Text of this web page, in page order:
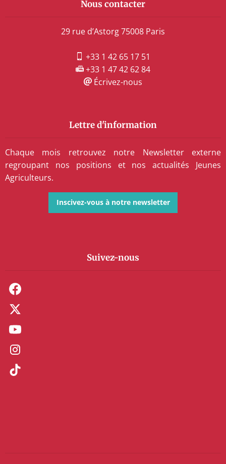
Nous contacter
29 rue d’Astorg 75008 Paris
+33 1 42 65 17 51
+33 1 47 42 62 84
Écrivez-nous
Lettre d'information
Chaque mois retrouvez notre Newsletter externe
regroupant nos positions et nos actualités Jeunes
Agriculteurs.
Inscivez-vous à notre newsletter
Suivez-nous